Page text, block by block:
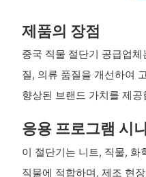
제품의 장점
중국 직물 절단기 공급업
질, 의류 품질을 개선하여
향상된 브랜드 가치를 제공
응용 프로그램 시
이 절단기는 니트, 직물, 화
직물에 적합하며, 제조 현